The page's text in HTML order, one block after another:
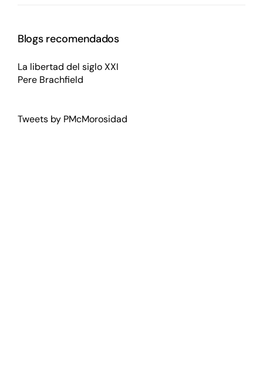
Blogs recomendados
La libertad del siglo XXI
Pere Brachfield
Tweets by PMcMorosidad